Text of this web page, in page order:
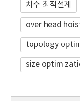
치수 최적설계
over head
topology
size